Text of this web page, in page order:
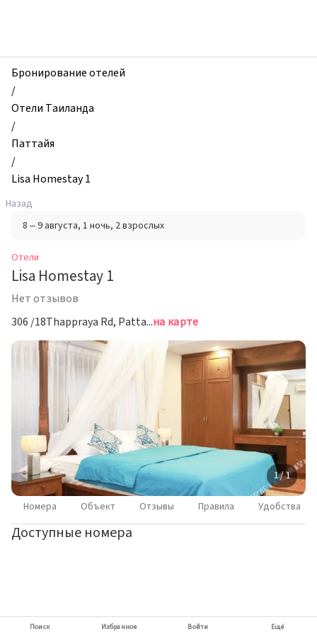
Lisa
Homestay
1,
Паттайя,
Таиланд
Бронирование отелей
/
Отели Таиланда
/
Паттайя
/
Lisa Homestay 1
Назад
8 – 9 августа, 1 ночь, 2 взрослых
Отели
Lisa Homestay 1
Нет отзывов
306 /18Thappraya Rd, Pattaya, Паттайяна карте
1 / 1
Номера Объект Отзывы Правила Удобства
Доступные номера
Поиск Избранное Войти Ещё